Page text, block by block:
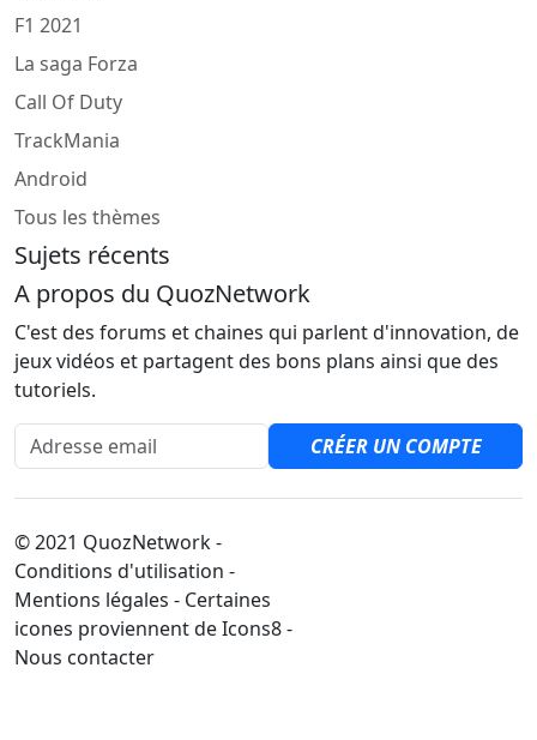
F1 2021
La saga Forza
Call Of Duty
TrackMania
Android
Tous les thèmes
Sujets récents
A propos du QuozNetwork
C'est des forums et chaines qui parlent d'innovation, de
jeux vidéos et partagent des bons plans ainsi que des
tutoriels.
Adresse email
CRÉER UN COMPTE
© 2021 QuozNetwork -
Conditions d'utilisation -
Mentions légales - Certaines
icones proviennent de Icons8 -
Nous contacter